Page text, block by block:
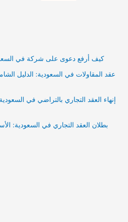
كيف أرفع دعوى على شركة في
عقد المقاولات في السعودية: الدليل
إنهاء العقد التجاري بالتراضي في
بطلان العقد التجاري في السعودية: